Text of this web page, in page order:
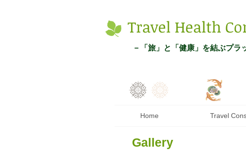
Travel Health
－ 「旅 」と「健康」を結ぶプラ
Home Travel
Gallery